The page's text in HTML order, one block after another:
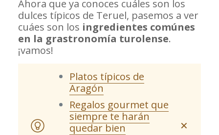
Ahora que ya conoces cuáles son los
dulces típicos de Teruel, pasemos a ver
cuáes son los ingredientes comúnes
en la grastronomía turolense.
¡vamos!
Platos típicos de
Aragón
Regalos gourmet que
siempre te harán
quedar bien
✕